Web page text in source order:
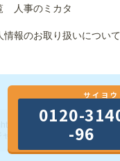
人事のミカタ
情報のお取り扱いについて
サイヨ
0120-
-96
Reserved.｜エン株式会社（
パン株式会社）